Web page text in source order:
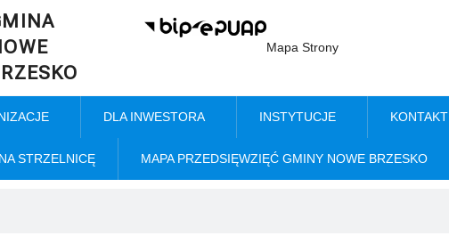
Mapa Strony
DLA INWESTORA INSTYTUCJE KONTAKT
STRZELNICĘ MAPA PRZEDSIĘWZIĘĆ GMINY NOWE BRZESKO